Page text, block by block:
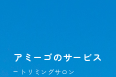
アミーゴのサービス
トリミングサロン